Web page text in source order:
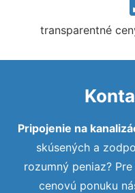
transparentné
Pripojenie na
skúsených a
rozumný peniaz?
cenovú ponuku